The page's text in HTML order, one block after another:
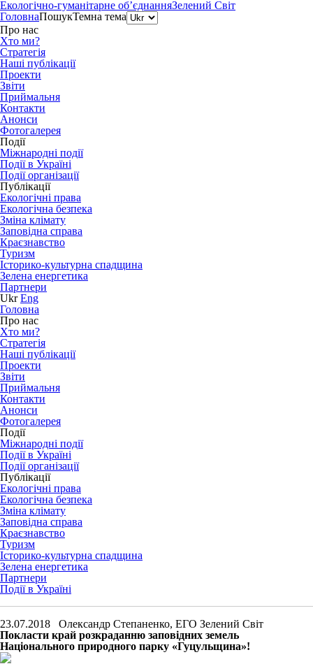
Екологічно-гуманітарне об’єднанняЗелений Світ
ГоловнаПошукТемна тема
Про нас
Хто ми?
Стратегія
Наші публікації
Проекти
Звіти
Приймальня
Контакти
Анонси
Фотогалерея
Події
Міжнародні події
Події в Україні
Події організації
Публікації
Екологічні права
Екологічна безпека
Зміна клімату
Заповідна справа
Краєзнавство
Туризм
Історико-культурна спадщина
Зелена енергетика
Партнери
Ukr Eng
Головна
Про нас
Хто ми?
Стратегія
Наші публікації
Проекти
Звіти
Приймальня
Контакти
Анонси
Фотогалерея
Події
Міжнародні події
Події в Україні
Події організації
Публікації
Екологічні права
Екологічна безпека
Зміна клімату
Заповідна справа
Краєзнавство
Туризм
Історико-культурна спадщина
Зелена енергетика
Партнери
Події в Україні
23.07.2018 Олександр Степаненко, ЕГО Зелений Світ
Покласти край розкраданню заповідних земель
Національного природного парку «Гуцульщина»!